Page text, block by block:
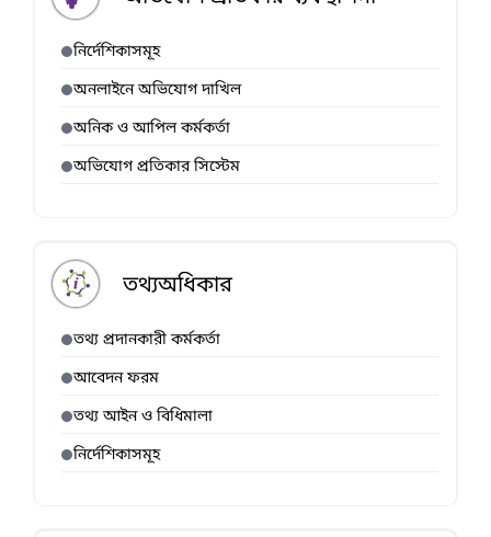
নির্দেশিকাসমূহ
অনলাইনে অভিযোগ দাখিল
অনিক ও আপিল কর্মকর্তা
অভিযোগ প্রতিকার সিস্টেম
তথ্যঅধিকার
তথ্য প্রদানকারী কর্মকর্তা
আবেদন ফরম
তথ্য আইন ও বিধিমালা
নির্দেশিকাসমূহ